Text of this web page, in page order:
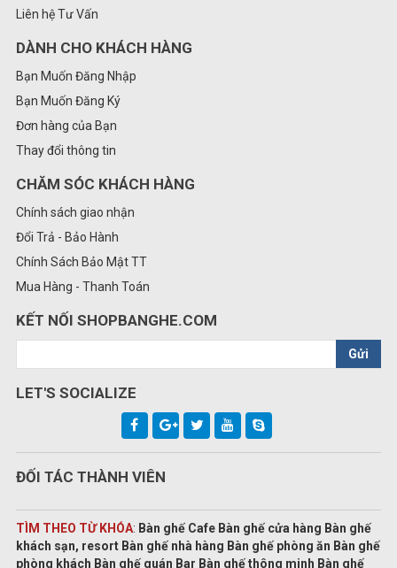
Liên hệ Tư Vấn
DÀNH CHO KHÁCH HÀNG
Bạn Muốn Đăng Nhập
Bạn Muốn Đăng Ký
Đơn hàng của Bạn
Thay đổi thông tin
CHĂM SÓC KHÁCH HÀNG
Chính sách giao nhận
Đổi Trả - Bảo Hành
Chính Sách Bảo Mật TT
Mua Hàng - Thanh Toán
KẾT NỐI SHOPBANGHE.COM
Gửi
LET'S SOCIALIZE
ĐỐI TÁC THÀNH VIÊN
TÌM THEO TỪ KHÓA: Bàn ghế Cafe Bàn ghế cửa hàng Bàn ghế
khách sạn, resort Bàn ghế nhà hàng Bàn ghế phòng ăn Bàn ghế
phòng khách Bàn ghế quán Bar Bàn ghế thông minh Bàn ghế